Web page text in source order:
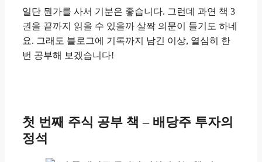
일단 뭔가를 사서 기분은 좋습니다. 그런데 과연 책 3
권을 끝까지 읽을 수 있을까 살짝 의문이 들기도 하네
요. 그래도 블로그에 기록까지 남긴 이상, 열심히 한
번 공부해 보겠습니다!
첫 번째 주식 공부 책 – 배당주 투자의
정석